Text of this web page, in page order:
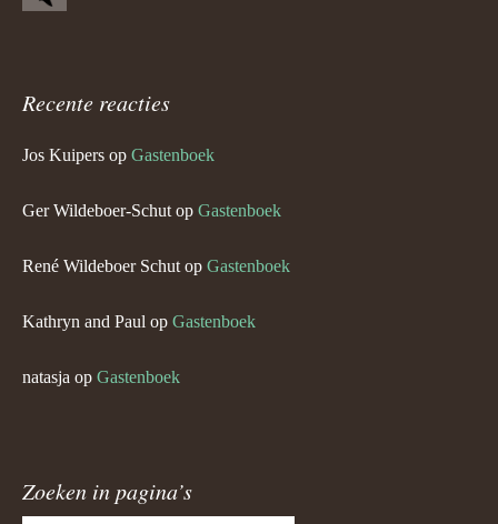
Recente reacties
Jos Kuipers op Gastenboek
Ger Wildeboer-Schut op Gastenboek
René Wildeboer Schut op Gastenboek
Kathryn and Paul op Gastenboek
natasja op Gastenboek
Zoeken in pagina’s